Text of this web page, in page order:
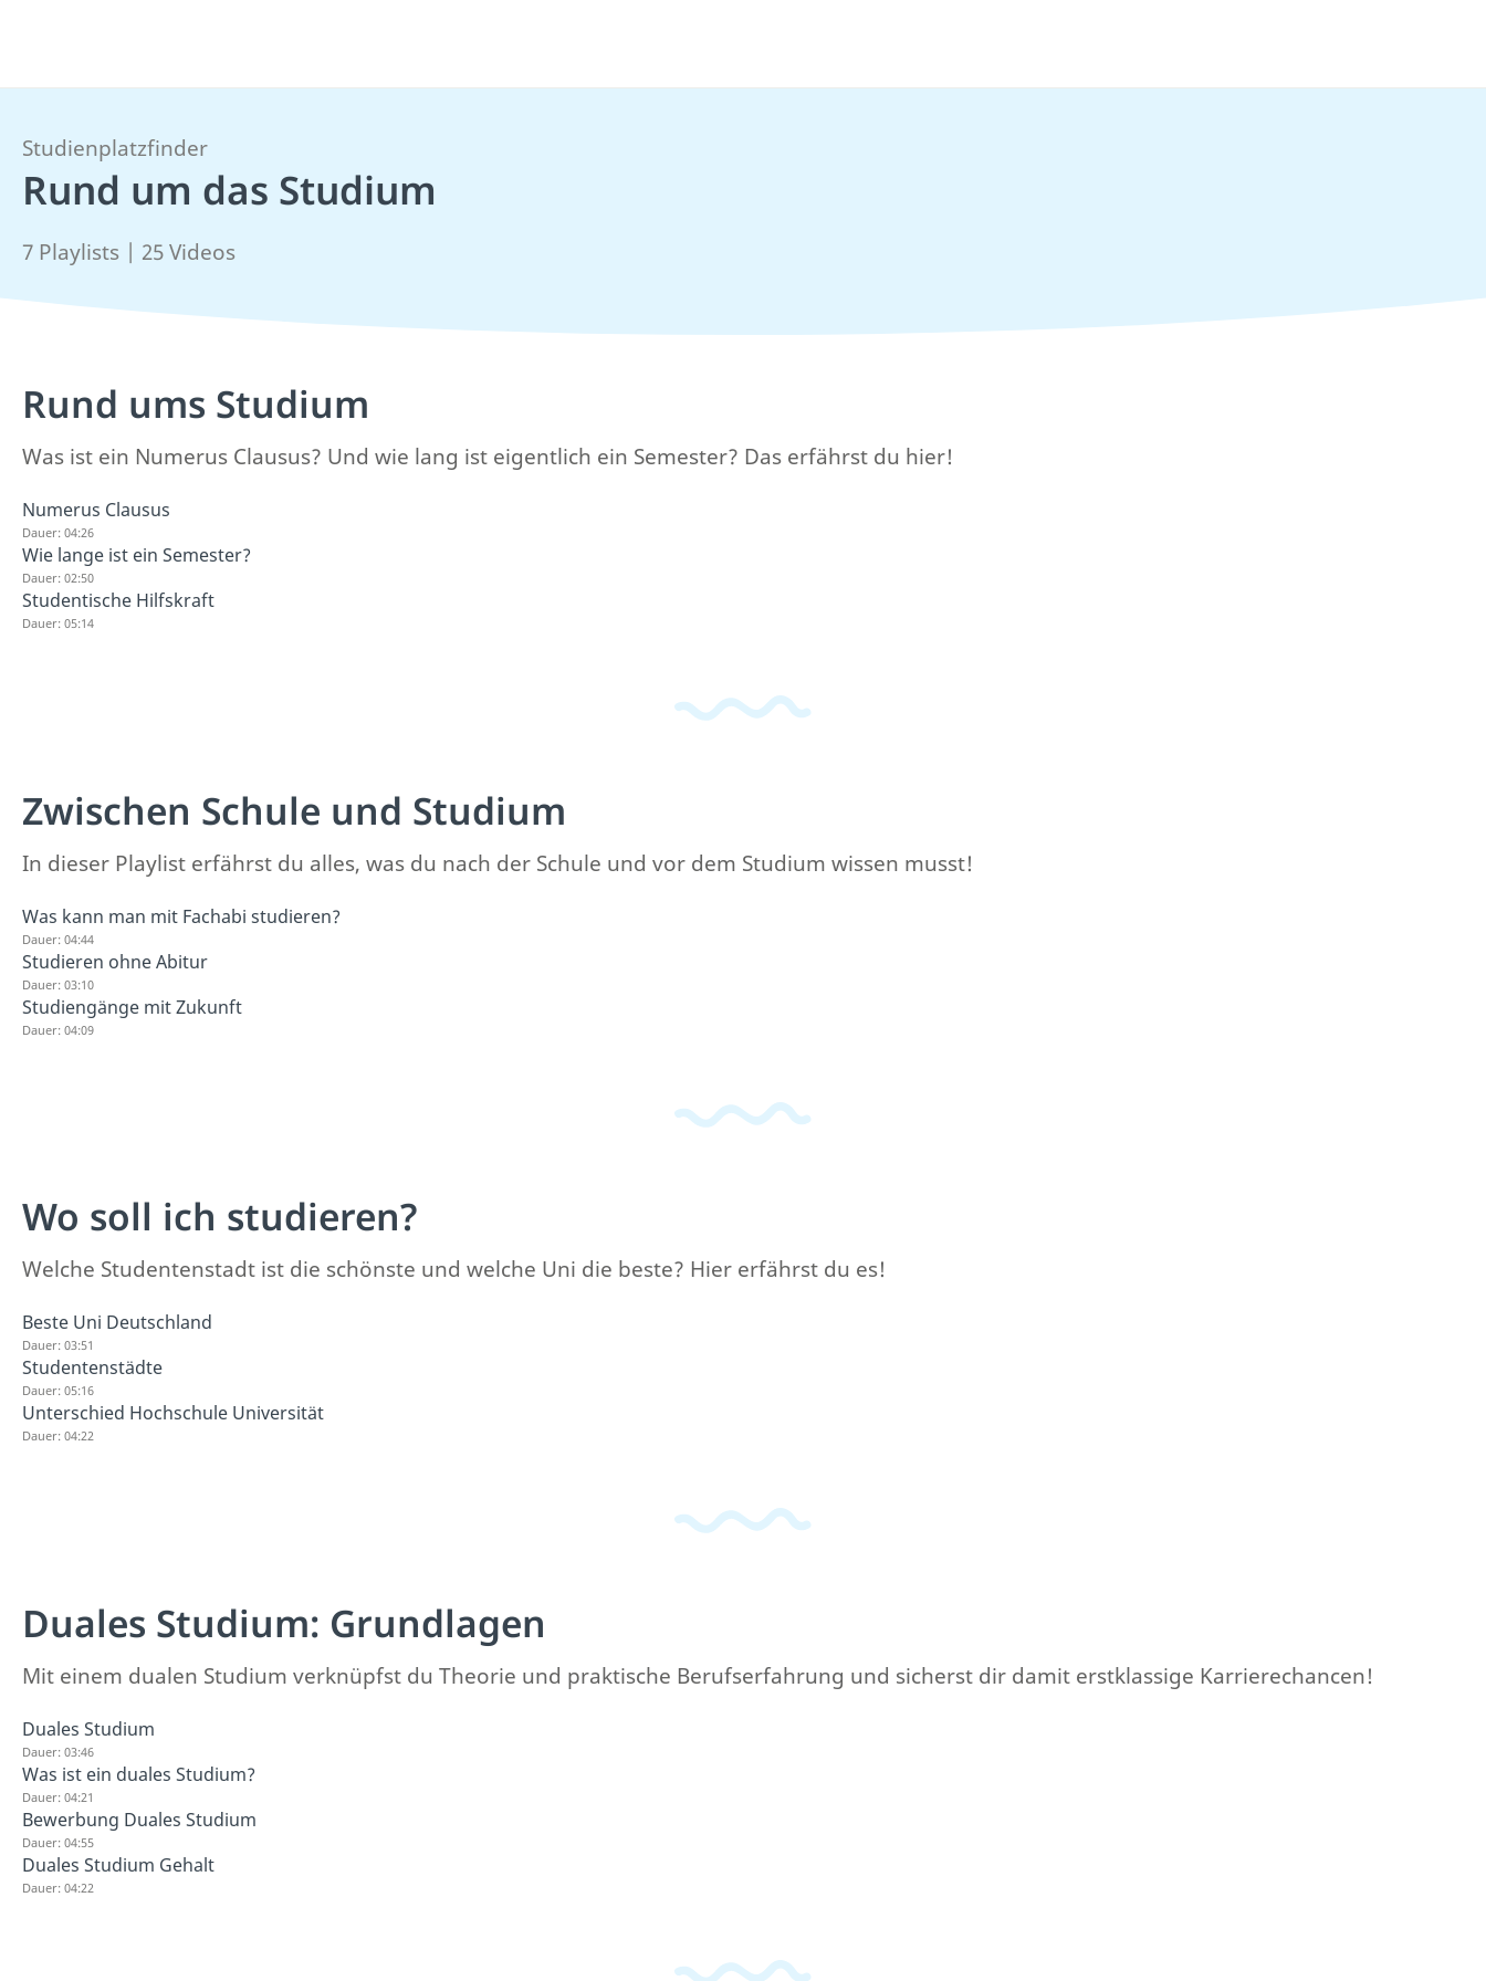
Studienplatzfinder
Rund um das Studium
7 Playlists | 25 Videos
Rund ums Studium
Was ist ein Numerus Clausus? Und wie lang ist eigentlich ein Semester? Das erfährst du hier!
Numerus Clausus
Dauer: 04:26
Wie lange ist ein Semester?
Dauer: 02:50
Studentische Hilfskraft
Dauer: 05:14
Zwischen Schule und Studium
In dieser Playlist erfährst du alles, was du nach der Schule und vor dem Studium wissen musst!
Was kann man mit Fachabi studieren?
Dauer: 04:44
Studieren ohne Abitur
Dauer: 03:10
Studiengänge mit Zukunft
Dauer: 04:09
Wo soll ich studieren?
Welche Studentenstadt ist die schönste und welche Uni die beste? Hier erfährst du es!
Beste Uni Deutschland
Dauer: 03:51
Studentenstädte
Dauer: 05:16
Unterschied Hochschule Universität
Dauer: 04:22
Duales Studium: Grundlagen
Mit einem dualen Studium verknüpfst du Theorie und praktische Berufserfahrung und sicherst dir damit erstklassige Karrierechancen!
Duales Studium
Dauer: 03:46
Was ist ein duales Studium?
Dauer: 04:21
Bewerbung Duales Studium
Dauer: 04:55
Duales Studium Gehalt
Dauer: 04:22